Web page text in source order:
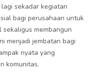
sekadar kegiatan
bagi perusahaan untuk
membangun
menjadi jembatan bagi
nyata yang
komunitas.